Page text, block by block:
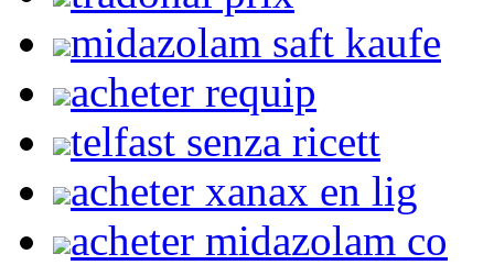
midazolam saft kaufe
acheter requip
telfast senza ricett
acheter xanax en lig
acheter midazolam co